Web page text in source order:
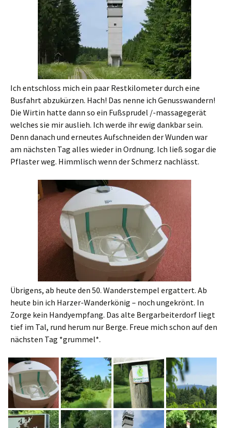
Ich entschloss mich ein paar Restkilometer durch eine
Busfahrt abzukürzen. Hach! Das nenne ich Genusswandern!
Die Wirtin hatte dann so ein Fußsprudel /-massagegerät
welches sie mir auslieh. Ich werde ihr ewig dankbar sein.
Denn danach und erneutes Aufschneiden der Wunden war
am nächsten Tag alles wieder in Ordnung. Ich ließ sogar die
Pflaster weg. Himmlisch wenn der Schmerz nachlässt.
Übrigens, ab heute den 50. Wanderstempel ergattert. Ab
heute bin ich Harzer-Wanderkönig – noch ungekrönt. In
Zorge kein Handyempfang. Das alte Bergarbeiterdorf liegt
tief im Tal, rund herum nur Berge. Freue mich schon auf den
nächsten Tag *grummel*.